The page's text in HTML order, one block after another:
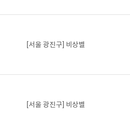
[서울 광진구] 비상벨
[서울 광진구] 비상벨